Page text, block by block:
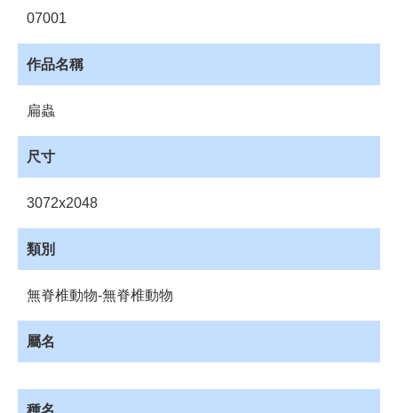
收
藏
07001
作品名稱
扁蟲
尺寸
3072x2048
類別
無脊椎動物-無脊椎動物
屬名
種名